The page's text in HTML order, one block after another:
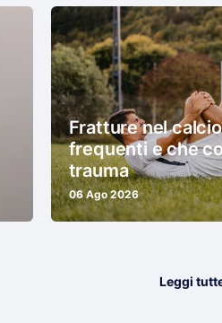
Fratture nel
frequenti e che
trauma
06 Ago 2026
Leggi